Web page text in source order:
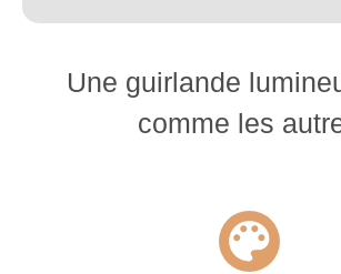
Une guirlande
comme les